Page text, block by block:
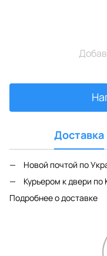
Доставка
Новой почтой по
Курьером к двери по
Подробнее о доставке